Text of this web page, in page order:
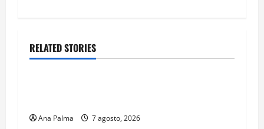
RELATED STORIES
Estados Portada
Ana Palma 7 agosto, 2026
MEXICO Portada